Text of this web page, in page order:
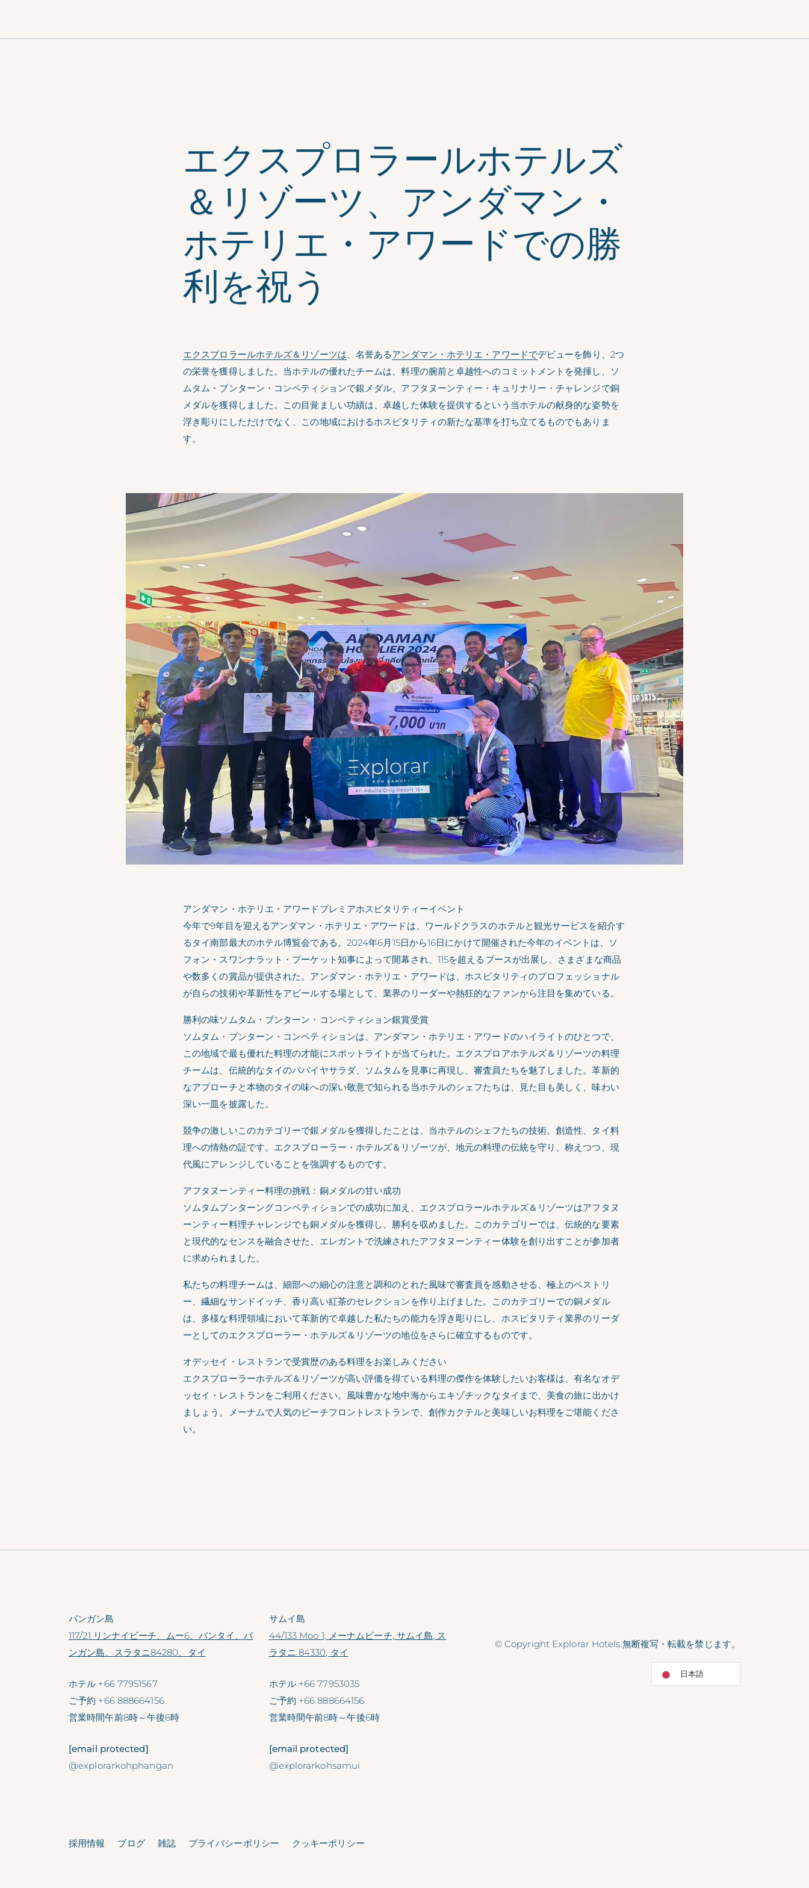
エクスプロラールホテルズ
＆リゾーツ、アンダマン・
ホテリエ・アワードでの勝
利を祝う
エクスプロラールホテルズ＆リゾーツは、名誉あるアンダマン・ホテリエ・アワードでデビューを飾り、2つ
の栄誉を獲得しました。当ホテルの優れたチームは、料理の腕前と卓越性へのコミットメントを発揮し、ソ
ムタム・ブンターン・コンペティションで銀メダル、アフタヌーンティー・キュリナリー・チャレンジで銅
メダルを獲得しました。この目覚ましい功績は、卓越した体験を提供するという当ホテルの献身的な姿勢を
浮き彫りにしただけでなく、この地域におけるホスピタリティの新たな基準を打ち立てるものでもありま
す。
アンダマン・ホテリエ・アワードプレミアホスピタリティーイベント
今年で9年目を迎えるアンダマン・ホテリエ・アワードは、ワールドクラスのホテルと観光サービスを紹介す
るタイ南部最大のホテル博覧会である。2024年6月15日から16日にかけて開催された今年のイベントは、ソ
フォン・スワンナラット・プーケット知事によって開幕され、115を超えるブースが出展し、さまざまな商品
や数多くの賞品が提供された。アンダマン・ホテリエ・アワードは、ホスピタリティのプロフェッショナル
が自らの技術や革新性をアピールする場として、業界のリーダーや熱狂的なファンから注目を集めている。
勝利の味ソムタム・ブンターン・コンペティション銀賞受賞
ソムタム・ブンターン・コンペティションは、アンダマン・ホテリエ・アワードのハイライトのひとつで、
この地域で最も優れた料理の才能にスポットライトが当てられた。エクスプロアホテルズ＆リゾーツの料理
チームは、伝統的なタイのパパイヤサラダ、ソムタムを見事に再現し、審査員たちを魅了しました。革新的
なアプローチと本物のタイの味への深い敬意で知られる当ホテルのシェフたちは、見た目も美しく、味わい
深い一皿を披露した。
競争の激しいこのカテゴリーで銀メダルを獲得したことは、当ホテルのシェフたちの技術、創造性、タイ料
理への情熱の証です。エクスプローラー・ホテルズ＆リゾーツが、地元の料理の伝統を守り、称えつつ、現
代風にアレンジしていることを強調するものです。
アフタヌーンティー料理の挑戦：銅メダルの甘い成功
ソムタムブンターングコンペティションでの成功に加え、エクスプロラールホテルズ＆リゾーツはアフタヌ
ーンティー料理チャレンジでも銅メダルを獲得し、勝利を収めました。このカテゴリーでは、伝統的な要素
と現代的なセンスを融合させた、エレガントで洗練されたアフタヌーンティー体験を創り出すことが参加者
に求められました。
私たちの料理チームは、細部への細心の注意と調和のとれた風味で審査員を感動させる、極上のペストリ
ー、繊細なサンドイッチ、香り高い紅茶のセレクションを作り上げました。このカテゴリーでの銅メダル
は、多様な料理領域において革新的で卓越した私たちの能力を浮き彫りにし、ホスピタリティ業界のリーダ
ーとしてのエクスプローラー・ホテルズ＆リゾーツの地位をさらに確立するものです。
オデッセイ・レストランで受賞歴のある料理をお楽しみください
エクスプローラーホテルズ＆リゾーツが高い評価を得ている料理の傑作を体験したいお客様は、有名なオデ
ッセイ・レストランをご利用ください。風味豊かな地中海からエキゾチックなタイまで、美食の旅に出かけ
ましょう。メーナムで人気のビーチフロントレストランで、創作カクテルと美味しいお料理をご堪能くださ
い。
パンガン島
117/21 リンナイビーチ、ムー6、バンタイ、パ
ンガン島、スラタニ84280、タイ
ホテル +66 77951567
ご予約 +66 888664156
営業時間午前8時～午後6時
[email protected]
@explorarkohphangan
サムイ島
44/133 Moo 1, メーナムビーチ, サムイ島, ス
ラタニ 84330, タイ
ホテル +66 77953035
ご予約 +66 888664156
営業時間午前8時～午後6時
[email protected]
@explorarkohsamui
© Copyright Explorar Hotels.無断複写・転載を禁じます。
日本語
採用情報 ブログ 雑誌 プライバシーポリシー クッキーポリシー